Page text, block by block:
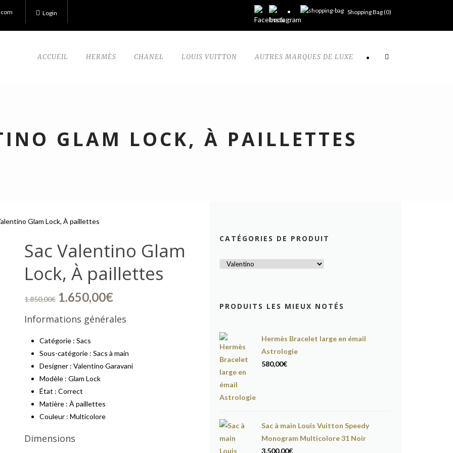
Login Shopping Bag (0)
ACCUEIL HERMÈS CHANEL LOUIS VUITTON AUTRES MARQUES DE LUXE •
GLAM LOCK, À PAILLETTES
Glam Lock, À paillettes
Sac Valentino Glam
Lock, À paillettes
1.850,00€ Le
initial
1.850,00€.
1.650,00€Le
actuel
Informations générales
Catégorie : Sacs
Sous-catégorie : Sacs à main
Designer : Valentino Garavani
Modèle : Glam Lock
État : Correct
Matière : À paillettes
Couleur : Multicolore
Dimensions
CATÉGORIES DE PRODUIT
PRODUITS LES MIEUX NOTÉS
Hermès Bracelet large en émail
Astrologie
580,00€
Sac à main Louis Vuitton Speedy
Monogram Multicolore 31 Noir
3.500,00€